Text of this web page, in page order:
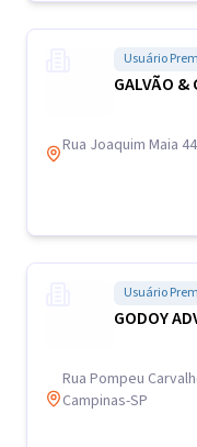
Usuário
GALVÃO &
Rua Joaquim Maia
Usuário
GODOY
Rua Pompeu
Campinas-SP